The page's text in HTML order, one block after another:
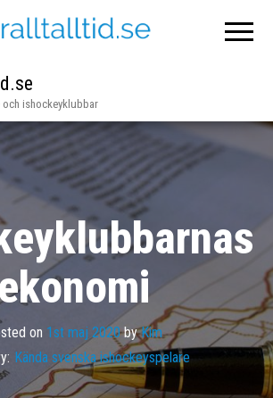
och ishockeyklubbar
on 1st maj 2020byKim
Kända svenska ishockeyspelare